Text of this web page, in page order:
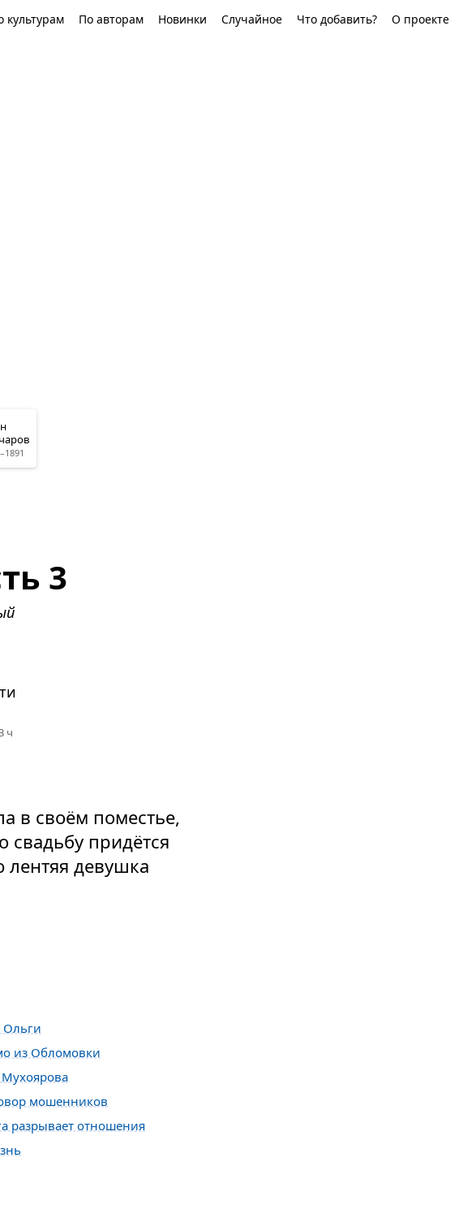
культурам По авторам Новинки Случайное Что добавить? О проекте
3
ч
в своём поместье,
придётся
лентяя девушка
Ольги
из Обломовки
Мухоярова
мошенников
разрывает отношения